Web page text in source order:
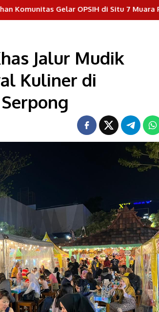
OPSIH di Situ 7 Muara Pamulang
Jalur Mudik
Kuliner di